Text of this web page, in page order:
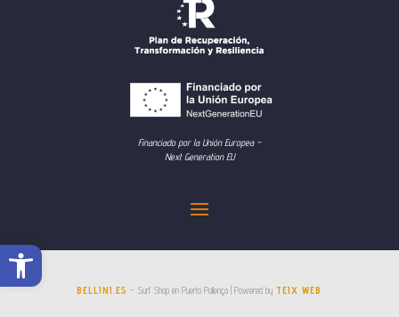
Abrir barra de herramientas
Financiado por la Unión Europea –
Next Generation EU
BELLINI.ES – Surf Shop en Puerto Pollença | Powered by TEIX WEB